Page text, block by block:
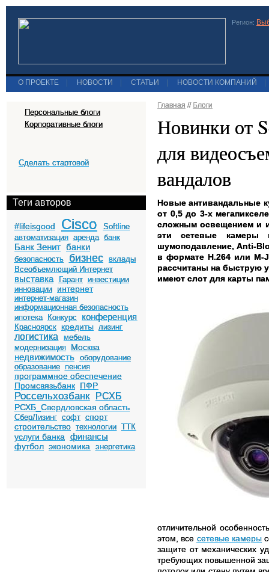
Регион:
О ПРОЕКТЕ НОВОСТИ СТАТЬИ НОВОСТИ КОМПАНИЙ
Персональные блоги
Корпоративные блоги
Сделать стартовой
Теги авторов
#lifeisgood Cisco
Softline
автоматизация аренда банк
Банк Зенит банки
безопасность бизнес
вклады
Всеобъемлющий Интернет
выставка Гарант инвестиции
инновации
интернет
интернет-магазин
информационная безопасность
ипотека
Конкурс конференция
Красноярск кредиты лизинг
логистика
мебель
модернизация
Москва
недвижимость оборудование
образование пенсия
программное обеспечение
Промсвязьбанк ПФР
Россельхозбанк РСХБ
РСХБ_Свердловская область
СберЛизинг софт спорт
строительство технологии ТТК
услуги банка финансы
футбол экономика энергетика
Главная // Блоги
Новинки от
для
вандалов
Новые антивандальные
от 0,5 до 3-х
сложным освещением и
эти сетевые камеры
шумоподавление, Anti-
в формате H.264 или M-
рассчитаны на быструю
имеют слот для карты
отличительной
этом, все сетевые камеры
защите от механических
требующих повышенной